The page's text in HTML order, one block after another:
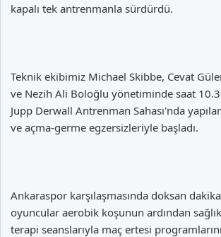
kapalı tek antrenmanla sürdürdü.
Teknik ekibimiz Michael Skibbe, Cevat
ve Nezih Ali Boloğlu yönetiminde saat
Jupp Derwall Antrenman Sahası'nda
ve açma-germe egzersizleriyle başladı.
Ankaraspor karşılaşmasında doksan
oyuncular aerobik koşunun ardından
terapi seanslarıyla maç ertesi